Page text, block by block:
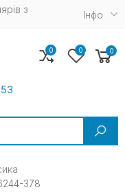
з
Iнфо
0 0 0
378